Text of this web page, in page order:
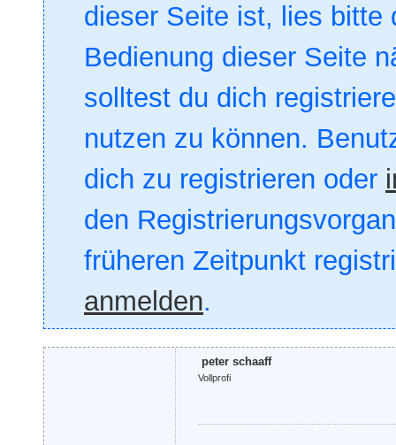
dieser Seite ist, lies bitte
Bedienung dieser Seite
solltest du dich
nutzen zu können.
dich zu registrieren oder
den
früheren Zeitpunkt
anmelden.
peter schaaff
Vollprofi